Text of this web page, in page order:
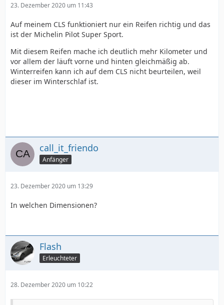
23. Dezember 2020 um 11:43
Auf meinem CLS funktioniert nur ein Reifen richtig und das
ist der Michelin Pilot Super Sport.
Mit diesem Reifen mache ich deutlich mehr Kilometer und
vor allem der läuft vorne und hinten gleichmäßig ab.
Winterreifen kann ich auf dem CLS nicht beurteilen, weil
dieser im Winterschlaf ist.
call_it_friendo
Anfänger
23. Dezember 2020 um 13:29
In welchen Dimensionen?
Flash
Erleuchteter
28. Dezember 2020 um 10:22